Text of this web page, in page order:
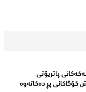
پاتریۆتی
كۆگاكانی پڕ دەكاتەوە